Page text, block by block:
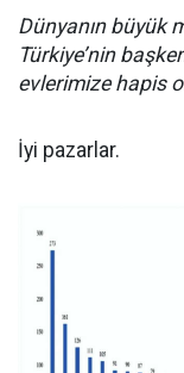
Dünyanın büyük
Türkiye’nin
evlerimize hapis
İyi pazarlar.